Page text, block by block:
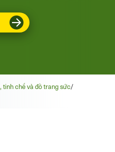
tinh chế và đồ trang sức/